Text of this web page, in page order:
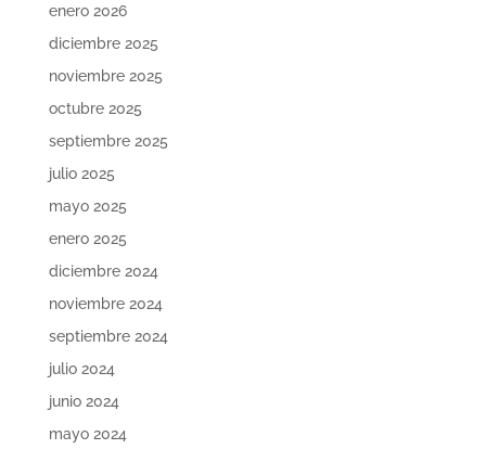
enero 2026
diciembre 2025
noviembre 2025
octubre 2025
septiembre 2025
julio 2025
mayo 2025
enero 2025
diciembre 2024
noviembre 2024
septiembre 2024
julio 2024
junio 2024
mayo 2024